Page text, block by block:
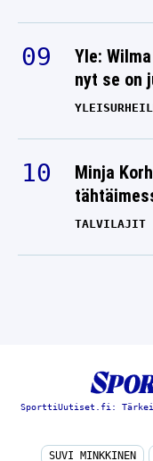
Yle:
nyt se on
Minja
TALVILAJIT
SporttiUutiset.fi:
SUVI MINKKINEN